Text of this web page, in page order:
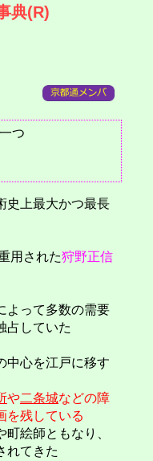
典(R)
つ
史上最大かつ最長
用された狩野正信
よって多数の需要
占していた
中心を江戸に移す
や二条城などの障
を残している
絵師ともなり、
れてきた